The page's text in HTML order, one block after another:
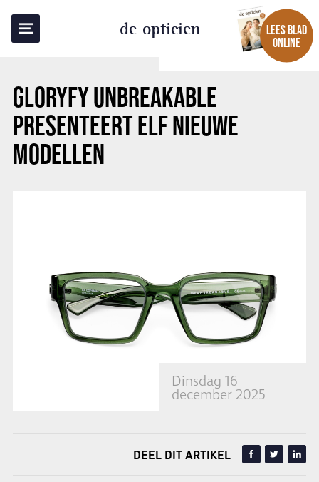
de opticien
LEES BLAD
ONLINE
GLORYFY UNBREAKABLE
PRESENTEERT ELF NIEUWE
MODELLEN
Dinsdag 16
december 2025
TERUG NAAR OVERZICHT
DEEL DIT ARTIKEL